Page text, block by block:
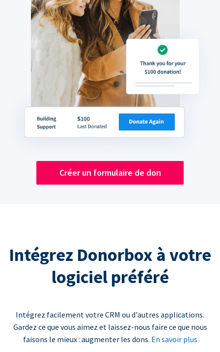
Créer un formulaire de don
Intégrez Donorbox à votre
logiciel préféré
Intégrez facilement votre CRM ou d'autres applications.
Gardez ce que vous aimez et laissez-nous faire ce que nous
faisons le mieux : augmenter les dons. En savoir plus